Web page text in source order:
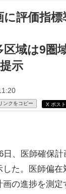
に評価指
区域は9圏
示
ンクをコピー X ポスト
、医師確保計
た。医師偏在
画の進捗を測定